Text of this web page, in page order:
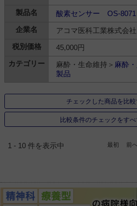
酸素センサー OS-8071
アコマ医科工業株式会社
45,000円
麻酔・生命維持＞ 麻酔
製品
チェックした商品を比較
比較条件のチェックをす
1 - 10 件を表示中 最初 前